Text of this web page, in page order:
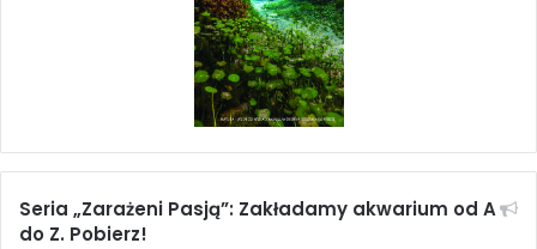
Seria „Zarażeni Pasją”: Zakładamy akwarium od A
do Z. Pobierz!